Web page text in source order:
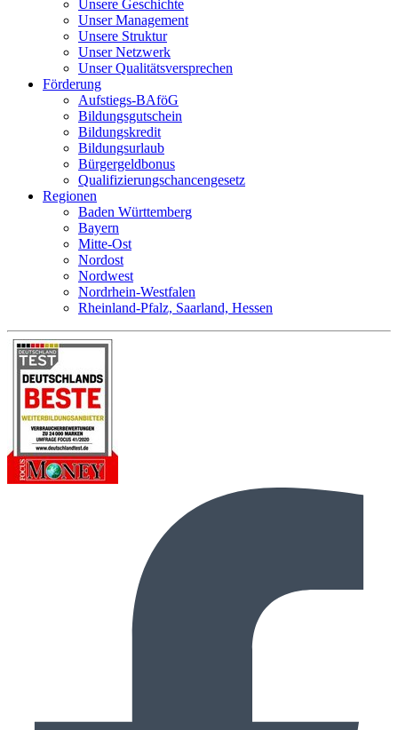
Unsere Geschichte
Unser Management
Unsere Struktur
Unser Netzwerk
Unser Qualitätsversprechen
Förderung
Aufstiegs-BAföG
Bildungsgutschein
Bildungskredit
Bildungsurlaub
Bürgergeldbonus
Qualifizierungschancengesetz
Regionen
Baden Württemberg
Bayern
Mitte-Ost
Nordost
Nordwest
Nordrhein-Westfalen
Rheinland-Pfalz, Saarland, Hessen